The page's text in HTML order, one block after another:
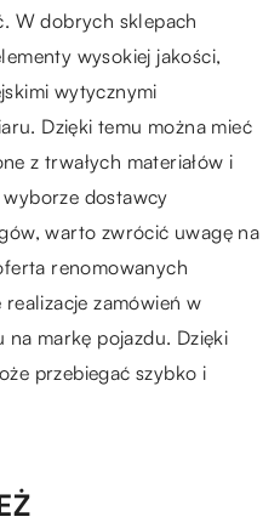
W dobrych sklepach
wysokiej jakości,
wytycznymi
Dzięki temu można mieć
z trwałych materiałów i
dostawcy
warto zwrócić uwagę na
renomowanych
zamówień w
markę pojazdu. Dzięki
przebiegać szybko i